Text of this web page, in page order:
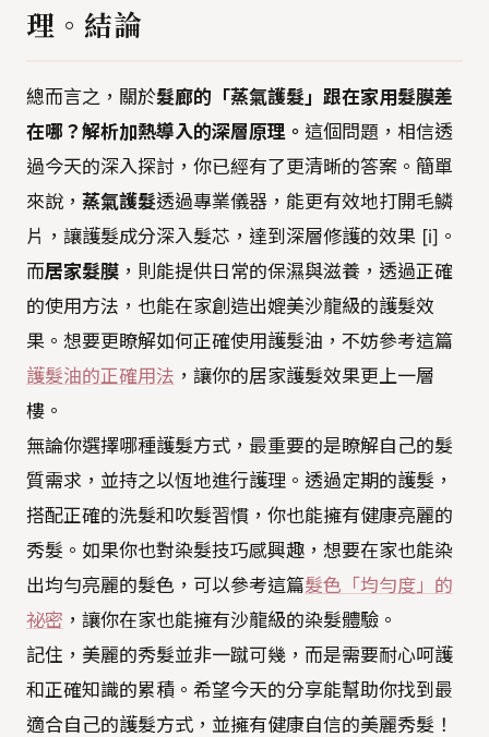
理。結論
總而言之，關於髮廊的「蒸氣護髮」跟在家用髮膜差
在哪？解析加熱導入的深層原理。 這個問題，相信透
過今天的深入探討，你已經有了更清晰的答案。簡單
來說， 蒸氣護髮透過專業儀器，能更有效地打開毛鱗
片，讓護髮成分深入髮芯，達到深層修護的效果 [i]。
而居家髮膜 ，則能提供日常的保濕與滋養，透過正確
的使用方法，也能在家創造出媲美沙龍級的護髮效
果。想要更瞭解如何正確使用護髮油，不妨參考這篇
護髮油的正確用法 ，讓你的居家護髮效果更上一層
樓。
無論你選擇哪種護髮方式，最重要的是瞭解自己的髮
質需求，並持之以恆地進行護理。透過定期的護髮，
搭配正確的洗髮和吹髮習慣，你也能擁有健康亮麗的
秀髮。如果你也對染髮技巧感興趣，想要在家也能染
出均勻亮麗的髮色，可以參考這篇髮色「均勻度」的
祕密 ，讓你在家也能擁有沙龍級的染髮體驗。
記住，美麗的秀髮並非一蹴可幾，而是需要耐心呵護
和正確知識的累積。希望今天的分享能幫助你找到最
適合自己的護髮方式，並擁有健康自信的美麗秀髮！